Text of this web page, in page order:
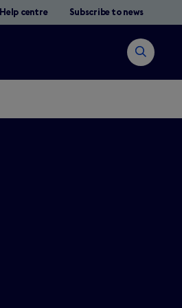
Help centre Subscribe to news
Open
search